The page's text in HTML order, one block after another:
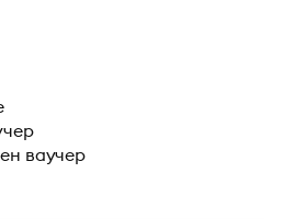
ваучер